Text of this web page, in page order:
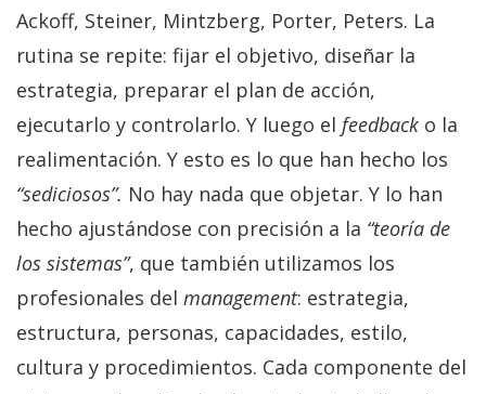
Ackoff, Steiner, Mintzberg, Porter, Peters. La
rutina se repite: fijar el objetivo, diseñar la
estrategia, preparar el plan de acción,
ejecutarlo y controlarlo. Y luego el feedback o la
realimentación. Y esto es lo que han hecho los
“sediciosos”. No hay nada que objetar. Y lo han
hecho ajustándose con precisión a la “teoría de
los sistemas”, que también utilizamos los
profesionales del management: estrategia,
estructura, personas, capacidades, estilo,
cultura y procedimientos. Cada componente del